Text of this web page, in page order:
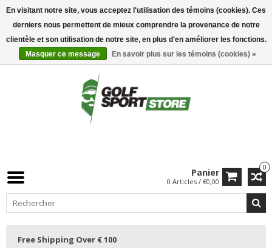
0
Panier
0 Articles / €0,00
Free Shipping Over € 100
En visitant notre site, vous acceptez l'utilisation des témoins (cookies). Ces
derniers nous permettent de mieux comprendre la provenance de notre
clientèle et son utilisation de notre site, en plus d'en améliorer les fonctions.
Masquer ce message
En savoir plus sur les témoins (cookies) »